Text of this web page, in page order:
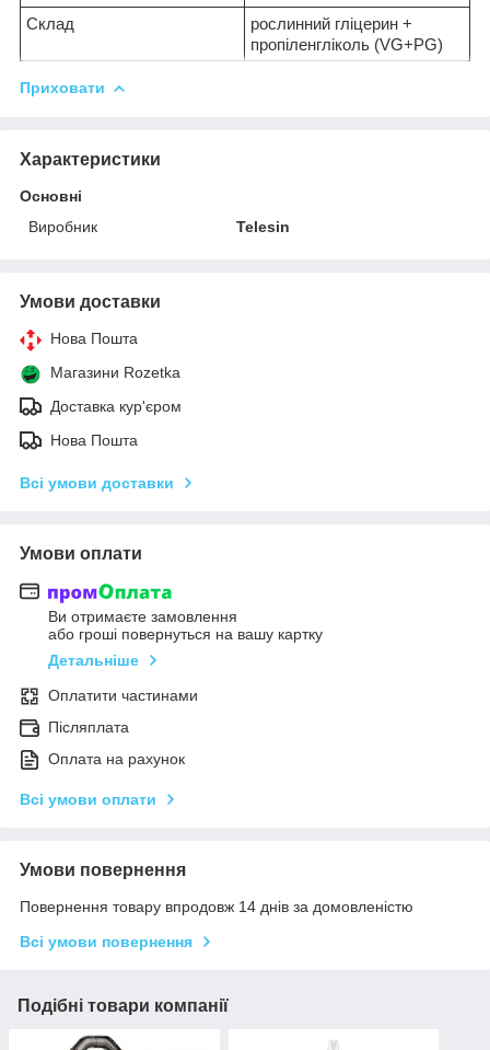
Склад
рослинний гліцерин +
пропіленгліколь (VG+PG)
Приховати
Характеристики
Основні
Виробник
Telesin
Умови доставки
Нова Пошта
Магазини Rozetka
Доставка кур'єром
Нова Пошта
Всі умови доставки
Умови оплати
Ви отримаєте замовлення
або гроші повернуться на вашу картку
Детальніше
Оплатити частинами
Післяплата
Оплата на рахунок
Всі умови оплати
Умови повернення
Повернення товару впродовж 14 днів за домовленістю
Всі умови повернення
Подібні товари компанії